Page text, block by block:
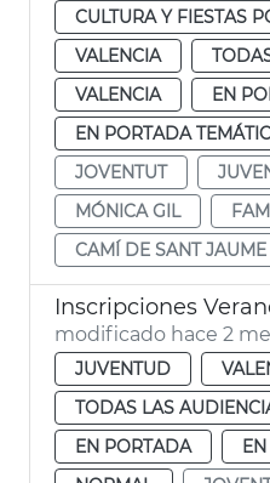
CULTURA Y FIESTAS
VALENCIA
VALENCIA
EN
EN PORTADA
JOVENTUT
MÓNICA GIL
CAMÍ DE SANT JAUME
modificado hace 2
JUVENTUD
TODAS LAS
EN PORTADA